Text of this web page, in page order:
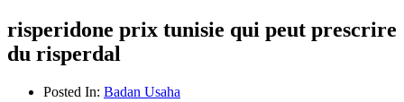
risperidone prix tunisie qui peut prescrire
du risperdal
Posted In: Badan Usaha